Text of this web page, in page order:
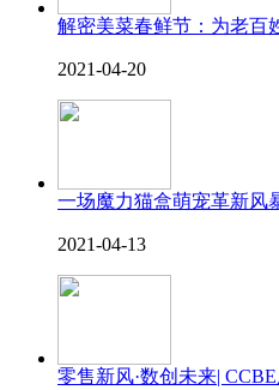
解密美菜春鲜节：为老百
2021-04-20
一场魔力猫盒萌宠革新风
2021-04-13
零售新风·数创未来|